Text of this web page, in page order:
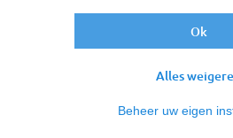
Een tweede verschil is de
achterover kunt zetten om een
worden tot 30 graden. In een
Beheer uw eigen
Alles
Ok